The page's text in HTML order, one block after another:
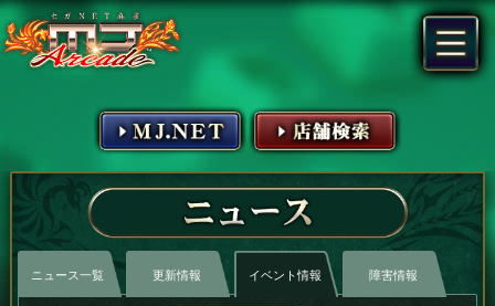
MJ.NET
ニュース
ニュース一覧 更新情報 イベント情報 障害情報